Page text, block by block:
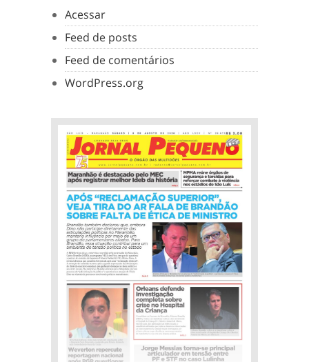
Acessar
Feed de posts
Feed de comentários
WordPress.org